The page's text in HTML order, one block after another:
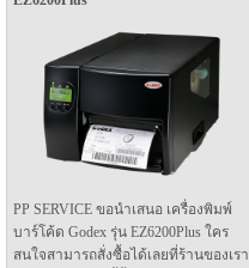
PP SERVICE ขอนำเสนอ เครื่องพิมพ์
บาร์โค้ด Godex รุ่น EZ6200Plus ใคร
สนใจสามารถสั่งซื้อได้เลยที่ร้านของเรา